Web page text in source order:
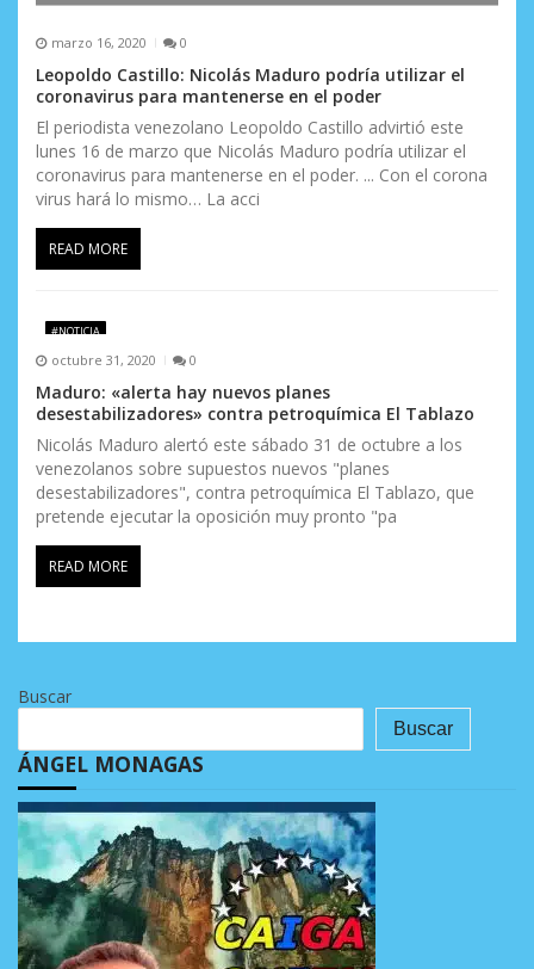
marzo 16, 2020 0
Leopoldo Castillo: Nicolás Maduro podría utilizar el
coronavirus para mantenerse en el poder
El periodista venezolano Leopoldo Castillo advirtió este
lunes 16 de marzo que Nicolás Maduro podría utilizar el
coronavirus para mantenerse en el poder. ... Con el corona
virus hará lo mismo… La acci
READ MORE
#NOTICIA
octubre 31, 2020 0
Maduro: «alerta hay nuevos planes
desestabilizadores» contra petroquímica El Tablazo
Nicolás Maduro alertó este sábado 31 de octubre a los
venezolanos sobre supuestos nuevos "planes
desestabilizadores", contra petroquímica El Tablazo, que
pretende ejecutar la oposición muy pronto "pa
READ MORE
Buscar
Buscar
ÁNGEL MONAGAS